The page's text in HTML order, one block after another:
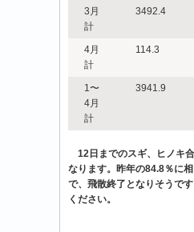
3月
計
3492.4
4月
計
114.3
1〜
4月
計
3941.9
12日までのスギ、ヒノキ
なります。昨年の84.8％に
で、飛散終了となりそうで
ください。